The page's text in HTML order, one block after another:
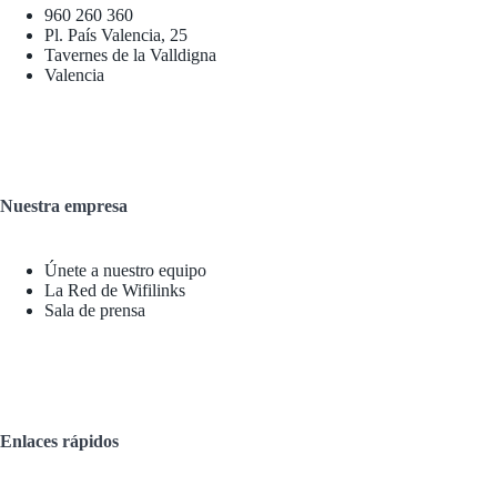
960 260 360
Pl. País Valencia, 25
Tavernes de la Valldigna
Valencia
Nuestra empresa
Únete a nuestro equipo
La Red de Wifilinks
Sala de prensa
Enlaces rápidos